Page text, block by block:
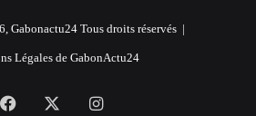
Gabonactu24 Tous droits réservés |
Légales de GabonActu24
Facebook Instagram